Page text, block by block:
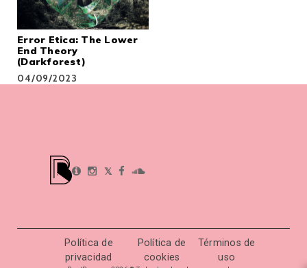
Error Etica: The Lower
End Theory
(Darkforest)
04/09/2023
𝕏
Política de
privacidad
Política de
cookies
Términos de
uso